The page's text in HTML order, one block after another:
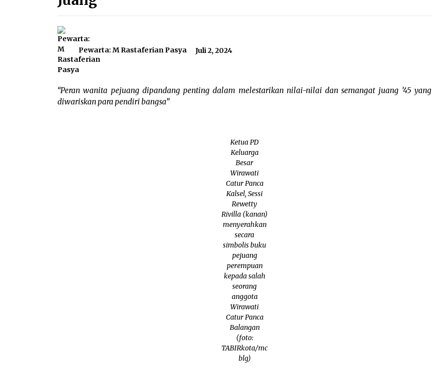
Pewarta: M Rastaferian Pasya Juli 2, 2024
“Peran wanita pejuang dipandang penting dalam melestarikan nilai-nilai dan semangat juang ’45 yang
diwariskan para pendiri bangsa”
Ketua PD
Keluarga
Besar
Wirawati
Catur Panca
Kalsel, Sessi
Rewetty
Rivilla (kanan)
menyerahkan
secara
simbolis buku
pejuang
perempuan
kepada salah
seorang
anggota
Wirawati
Catur Panca
Balangan
(foto:
TABIRkota/mc
blg)